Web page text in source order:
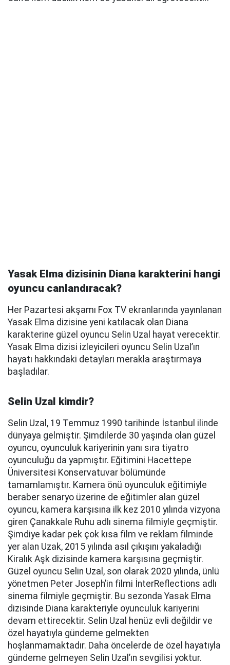
Yasak Elma dizisinin Diana karakterini hangi
oyuncu canlandıracak?
Her Pazartesi akşamı Fox TV ekranlarında yayınlanan
Yasak Elma dizisine yeni katılacak olan Diana
karakterine güzel oyuncu Selin Uzal hayat verecektir.
Yasak Elma dizisi izleyicileri oyuncu Selin Uzal’ın
hayatı hakkındaki detayları merakla araştırmaya
başladılar.
Selin Uzal kimdir?
Selin Uzal, 19 Temmuz 1990 tarihinde İstanbul ilinde
dünyaya gelmiştir. Şimdilerde 30 yaşında olan güzel
oyuncu, oyunculuk kariyerinin yanı sıra tiyatro
oyunculuğu da yapmıştır. Eğitimini Hacettepe
Üniversitesi Konservatuvar bölümünde
tamamlamıştır. Kamera önü oyunculuk eğitimiyle
beraber senaryo üzerine de eğitimler alan güzel
oyuncu, kamera karşısına ilk kez 2010 yılında vizyona
giren Çanakkale Ruhu adlı sinema filmiyle geçmiştir.
Şimdiye kadar pek çok kısa film ve reklam filminde
yer alan Uzak, 2015 yılında asıl çıkışını yakaladığı
Kiralık Aşk dizisinde kamera karşısına geçmiştir.
Güzel oyuncu Selin Uzal, son olarak 2020 yılında, ünlü
yönetmen Peter Joseph’in filmi İnterReflections adlı
sinema filmiyle geçmiştir. Bu sezonda Yasak Elma
dizisinde Diana karakteriyle oyunculuk kariyerini
devam ettirecektir. Selin Uzal henüz evli değildir ve
özel hayatıyla gündeme gelmekten
hoşlanmamaktadır. Daha öncelerde de özel hayatıyla
gündeme gelmeyen Selin Uzal’ın sevgilisi yoktur.